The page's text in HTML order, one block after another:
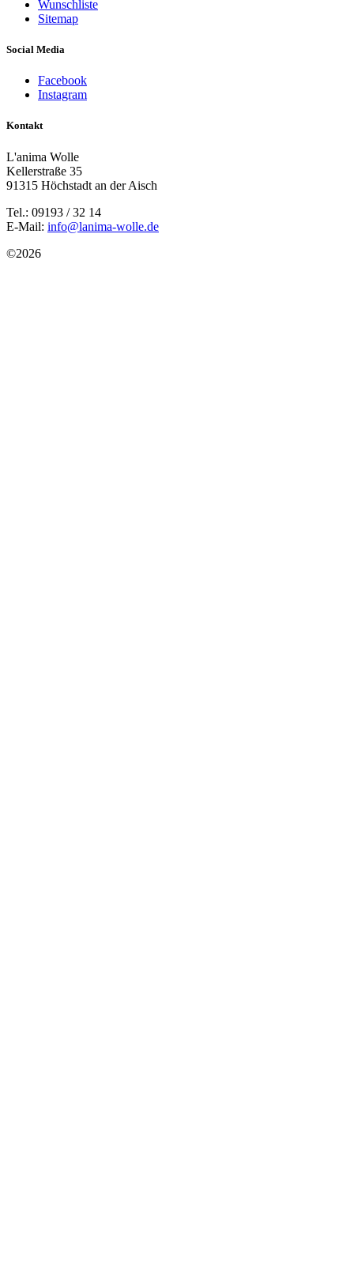
Wunschliste
Sitemap
Social Media
Facebook
Instagram
Kontakt
L'anima Wolle
Kellerstraße 35
91315 Höchstadt an der Aisch
Tel.: 09193 / 32 14
E-Mail: info@lanima-wolle.de
©2026